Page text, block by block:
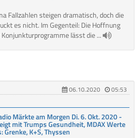
Fallzahlen steigen dramatisch, doch die
es nicht. Im Gegenteil: Die Hoffnung
lässt die ...
06.10.2020
05:53
Märkte am Morgen Di. 6. Okt. 2020 -
mit Trumps Gesundheit, MDAX Werte
Grenke, K+S, Thyssen